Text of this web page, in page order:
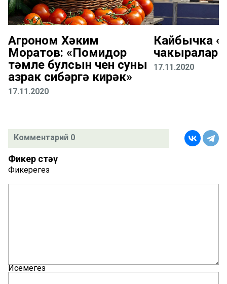
Агроном Хәким
Моратов: «Помидор
тәмле булсын өчен суны
азрак сибәргә кирәк»
17.11.2020
Кайбычка
чакыралар
17.11.2020
Комментарий 0
Фикер өстәү
Фикерегез
Исемегез